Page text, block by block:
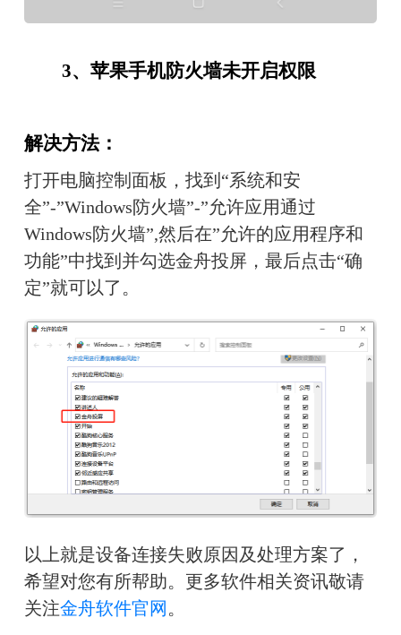
3、苹果手机防火墙未开启权限
解决方法：
打开电脑控制面板，找到“系统和安
全”-”Windows防火墙”-”允许应用通过
Windows防火墙”,然后在”允许的应用程序和
功能”中找到并勾选金舟投屏，最后点击“确
定”就可以了。
以上就是设备连接失败原因及处理方案了，
希望对您有所帮助。更多软件相关资讯敬请
关注金舟软件官网 。